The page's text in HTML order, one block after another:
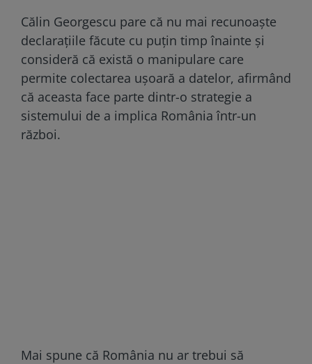
Călin Georgescu pare că nu mai recunoaște
declarațiile făcute cu puțin timp înainte și
consideră că există o manipulare care
permite colectarea ușoară a datelor, afirmând
că aceasta face parte dintr-o strategie a
sistemului de a implica România într-un
război.
Mai spune că România nu ar trebui să